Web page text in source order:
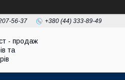
56-37 +380 (44) 333-89-49
- продаж
та